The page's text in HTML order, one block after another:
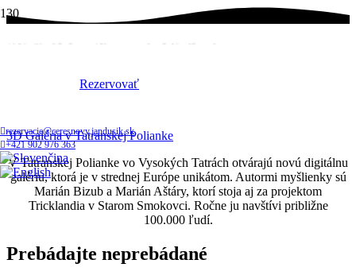
Rezervovať
rezervacie@ceresnovy.jandusik.sk
+421 902 976 363
3D Galéria v Tatranskej Polianke
3D Galéria v Tatranskej Polianke
V Tatranskej Polianke vo Vysokých Tatrách otvárajú novú digitálnu
galériu, ktorá je v strednej Európe unikátom. Autormi myšlienky sú
Marián Bizub a Marián Aštáry, ktorí stoja aj za projektom
Tricklandia v Starom Smokovci. Ročne ju navštívi približne
100.000 ľudí.
Prebádajte neprebádané